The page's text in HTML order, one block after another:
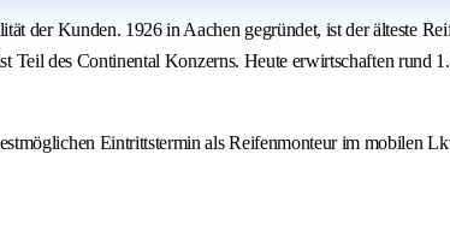
der Kunden. 1926 in Aachen gegründet, ist der älteste
Teil des Continental Konzerns. Heute erwirtschaften
Eintrittstermin als Reifenmonteur im mobilen